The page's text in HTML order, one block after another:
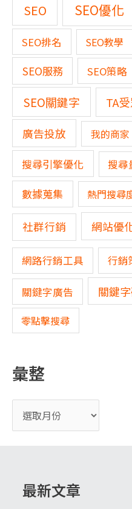
SEO SEO優化
SEO排名 SEO教學
SEO服務 SEO策略
SEO關鍵字 TA
廣告投放
我的商家
搜尋引擎優化 搜尋
數據蒐集 熱門搜尋
社群行銷 網站優
網路行銷工具 行銷
關鍵字廣告 關鍵
零點擊搜尋
彙整
最新文章